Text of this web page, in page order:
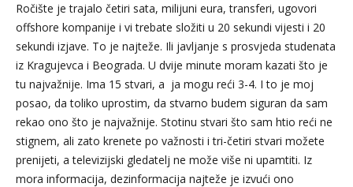
Ročište je trajalo četiri sata, milijuni eura, transferi, ugovori
offshore kompanije i vi trebate složiti u 20 sekundi vijesti i 20
sekundi izjave. To je najteže. Ili javljanje s prosvjeda studenata
iz Kragujevca i Beograda. U dvije minute moram kazati što je
tu najvažnije. Ima 15 stvari, a ja mogu reći 3-4. I to je moj
posao, da toliko uprostim, da stvarno budem siguran da sam
rekao ono što je najvažnije. Stotinu stvari što sam htio reći ne
stignem, ali zato krenete po važnosti i tri-četiri stvari možete
prenijeti, a televizijski gledatelj ne može više ni upamtiti. Iz
mora informacija, dezinformacija najteže je izvući ono